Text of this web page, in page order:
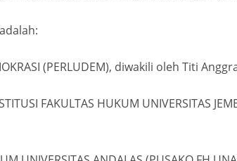
(PERLUDEM), diwakili oleh Titi
FAKULTAS HUKUM UNIVERSITAS